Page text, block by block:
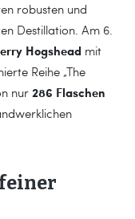
robusten und
Destillation. Am 6.
Hogshead mit
Reihe „The
nur 286 Flaschen